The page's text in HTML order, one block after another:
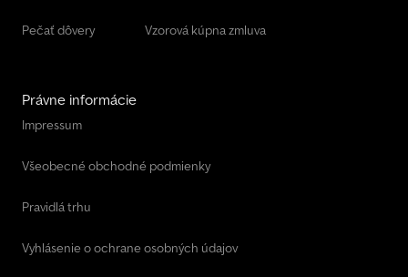
Pečať dôvery Vzorová kúpna zmluva
Právne informácie
Impressum
Všeobecné obchodné podmienky
Pravidlá trhu
Vyhlásenie o ochrane osobných údajov